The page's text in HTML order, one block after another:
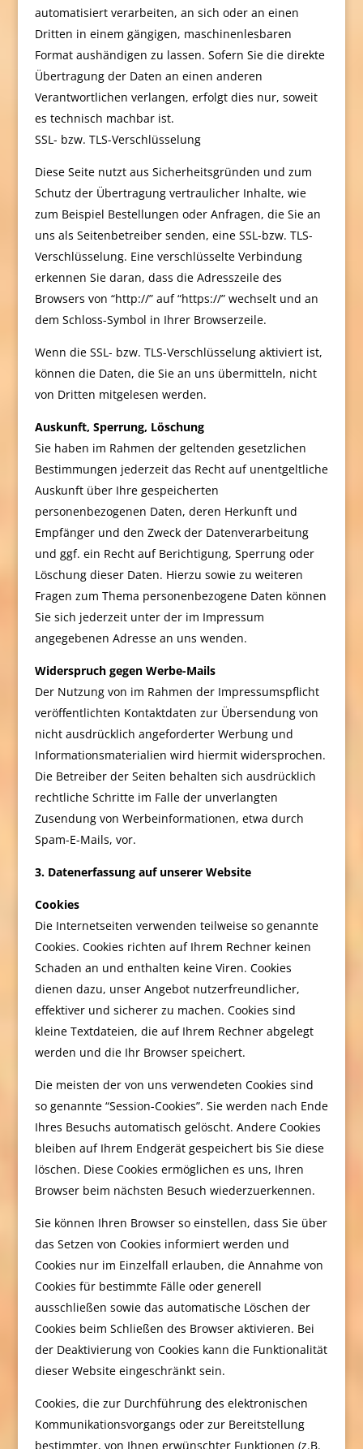
automatisiert verarbeiten, an sich oder an einen
Dritten in einem gängigen, maschinenlesbaren
Format aushändigen zu lassen. Sofern Sie die direkte
Übertragung der Daten an einen anderen
Verantwortlichen verlangen, erfolgt dies nur, soweit
es technisch machbar ist.
SSL- bzw. TLS-Verschlüsselung
Diese Seite nutzt aus Sicherheitsgründen und zum
Schutz der Übertragung vertraulicher Inhalte, wie
zum Beispiel Bestellungen oder Anfragen, die Sie an
uns als Seitenbetreiber senden, eine SSL-bzw. TLS-
Verschlüsselung. Eine verschlüsselte Verbindung
erkennen Sie daran, dass die Adresszeile des
Browsers von “http://” auf “https://” wechselt und an
dem Schloss-Symbol in Ihrer Browserzeile.
Wenn die SSL- bzw. TLS-Verschlüsselung aktiviert ist,
können die Daten, die Sie an uns übermitteln, nicht
von Dritten mitgelesen werden.
Auskunft, Sperrung, Löschung
Sie haben im Rahmen der geltenden gesetzlichen
Bestimmungen jederzeit das Recht auf unentgeltliche
Auskunft über Ihre gespeicherten
personenbezogenen Daten, deren Herkunft und
Empfänger und den Zweck der Datenverarbeitung
und ggf. ein Recht auf Berichtigung, Sperrung oder
Löschung dieser Daten. Hierzu sowie zu weiteren
Fragen zum Thema personenbezogene Daten können
Sie sich jederzeit unter der im Impressum
angegebenen Adresse an uns wenden.
Widerspruch gegen Werbe-Mails
Der Nutzung von im Rahmen der Impressumspflicht
veröffentlichten Kontaktdaten zur Übersendung von
nicht ausdrücklich angeforderter Werbung und
Informationsmaterialien wird hiermit widersprochen.
Die Betreiber der Seiten behalten sich ausdrücklich
rechtliche Schritte im Falle der unverlangten
Zusendung von Werbeinformationen, etwa durch
Spam-E-Mails, vor.
3. Datenerfassung auf unserer Website
Cookies
Die Internetseiten verwenden teilweise so genannte
Cookies. Cookies richten auf Ihrem Rechner keinen
Schaden an und enthalten keine Viren. Cookies
dienen dazu, unser Angebot nutzerfreundlicher,
effektiver und sicherer zu machen. Cookies sind
kleine Textdateien, die auf Ihrem Rechner abgelegt
werden und die Ihr Browser speichert.
Die meisten der von uns verwendeten Cookies sind
so genannte “Session-Cookies”. Sie werden nach Ende
Ihres Besuchs automatisch gelöscht. Andere Cookies
bleiben auf Ihrem Endgerät gespeichert bis Sie diese
löschen. Diese Cookies ermöglichen es uns, Ihren
Browser beim nächsten Besuch wiederzuerkennen.
Sie können Ihren Browser so einstellen, dass Sie über
das Setzen von Cookies informiert werden und
Cookies nur im Einzelfall erlauben, die Annahme von
Cookies für bestimmte Fälle oder generell
ausschließen sowie das automatische Löschen der
Cookies beim Schließen des Browser aktivieren. Bei
der Deaktivierung von Cookies kann die Funktionalität
dieser Website eingeschränkt sein.
Cookies, die zur Durchführung des elektronischen
Kommunikationsvorgangs oder zur Bereitstellung
bestimmter, von Ihnen erwünschter Funktionen (z.B.